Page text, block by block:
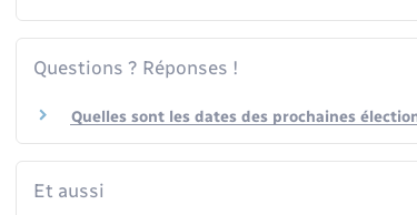
Questions ? Réponses !
Quelles sont les dates des prochaines
Et aussi